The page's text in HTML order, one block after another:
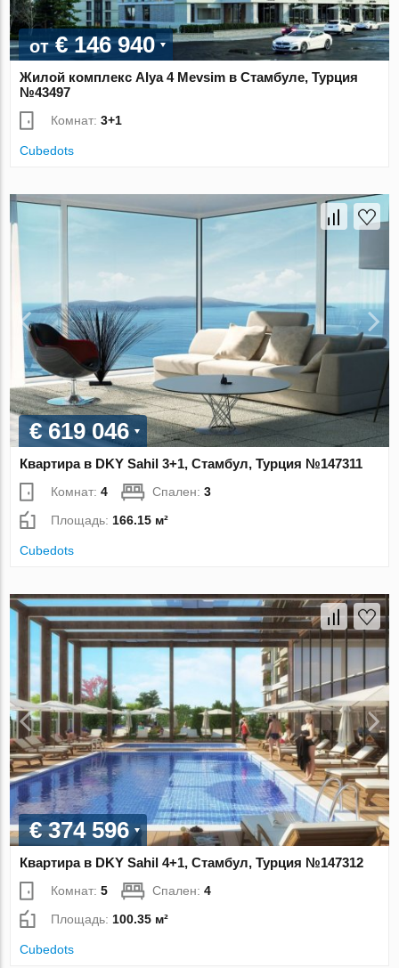
от€ 146 940
Жилой комплекс Alya 4 Mevsim в Стамбуле, Турция
№43497
Комнат:3+1
Cubedots
€ 619 046
Квартира в DKY Sahil 3+1, Стамбул, Турция №147311
Комнат:4 Спален:3
Площадь: 166.15 м²
Cubedots
€ 374 596
Квартира в DKY Sahil 4+1, Стамбул, Турция №147312
Комнат:5 Спален:4
Площадь:100.35 м²
Cubedots